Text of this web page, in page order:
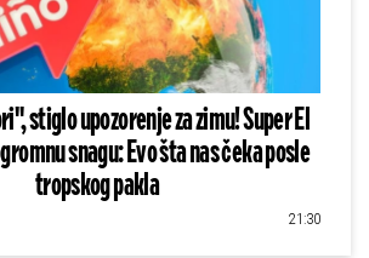
stiglo upozorenje za zimu! Super El
snagu: Evo šta nas čeka posle
tropskog pakla
21:30